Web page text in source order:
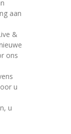
aan
&
ons
u
u